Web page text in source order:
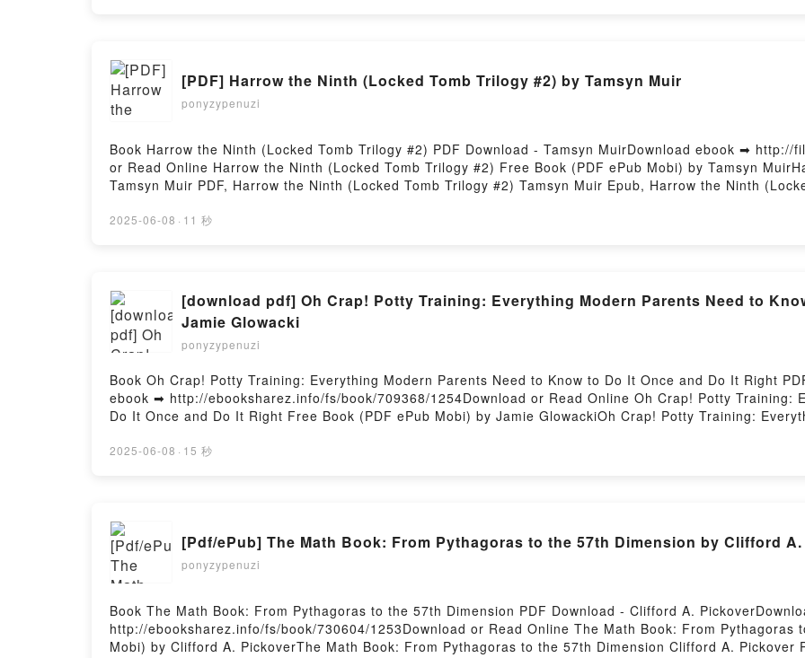
[PDF] Harrow the Ninth (Locked Tomb Trilogy #2) by Tamsyn Muir
ponyzypenuzi
Book Harrow the Ninth (Locked Tomb Trilogy #2) PDF Download - Tamsyn MuirDownload ebook ➡ http://
or Read Online Harrow the Ninth (Locked Tomb Trilogy #2) Free Book (PDF ePub Mobi) by Tamsyn
Tamsyn Muir PDF, Harrow the Ninth (Locked Tomb Trilogy #2) Tamsyn Muir Epub, Harrow the Ninth
Ninth (Locked Tomb Trilogy #2) Tamsyn Muir Kindle, Harrow the Ninth (Locked Tomb Trilogy #2) Tamsyn
2025-06-08 · 11 秒
[download pdf] Oh Crap! Potty Training: Everything Modern Parents Need to
Jamie Glowacki
ponyzypenuzi
Book Oh Crap! Potty Training: Everything Modern Parents Need to Know to Do It Once and Do It Right
ebook ➡ http://ebooksharez.info/fs/book/709368/1254Download or Read Online Oh Crap! Potty Training:
Do It Once and Do It Right Free Book (PDF ePub Mobi) by Jamie GlowackiOh Crap! Potty Training:
Glowacki Epub, Oh Crap! Potty Training: Everything Modern Parents Need to Know to Do It Once and Do
It Right Jamie Glowacki Epub VK, Oh Crap! Potty Training: Everything Modern Parents Need to Know to
Free DownloadPowered by Firstory Hosting
2025-06-08 · 15 秒
[Pdf/ePub] The Math Book: From Pythagoras to the 57th Dimension by Clifford
ponyzypenuzi
Book The Math Book: From Pythagoras to the 57th Dimension PDF Download - Clifford A.
http://ebooksharez.info/fs/book/730604/1253Download or Read Online The Math Book: From Pythagoras
Mobi) by Clifford A. PickoverThe Math Book: From Pythagoras to the 57th Dimension Clifford A. Pickover